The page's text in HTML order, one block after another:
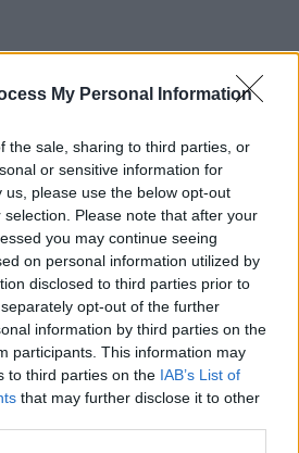
My Personal Information
the sale, sharing to third parties, or
or sensitive information for
please use the below opt-out
Please note that after your
you may continue seeing
on personal information utilized by
disclosed to third parties prior to
opt-out of the further
information by third parties on the
participants. This information may
to third parties on the IAB’s List of
that may further disclose it to other
Publicidad